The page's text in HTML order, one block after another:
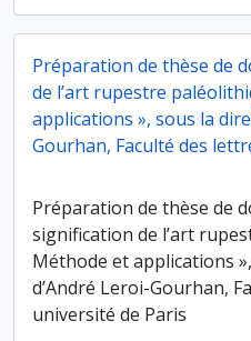
Préparation de thèse de
de l’art rupestre
applications », sous la
Gourhan, Faculté des
Préparation de thèse de
signification de l’art
Méthode et applications
d’André Leroi-Gourhan,
université de Paris